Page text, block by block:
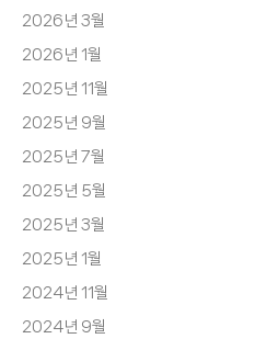
2026년 3월
2026년 1월
2025년 11월
2025년 9월
2025년 7월
2025년 5월
2025년 3월
2025년 1월
2024년 11월
2024년 9월